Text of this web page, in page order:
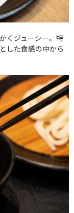
くジューシー。特
した食感の中から